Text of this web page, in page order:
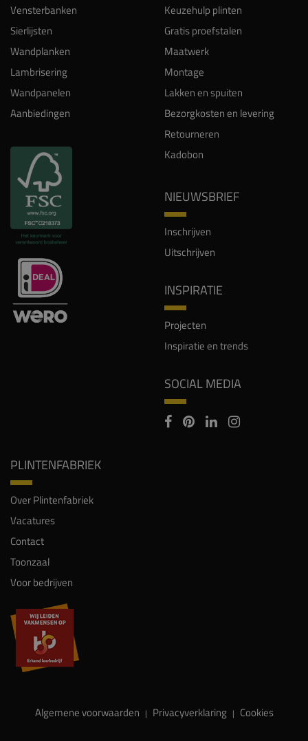
Vensterbanken
Sierlijsten
Wandplanken
Lambrisering
Wandpanelen
Aanbiedingen
Keuzehulp plinten
Gratis proefstalen
Maatwerk
Montage
Lakken en spuiten
Bezorgkosten en levering
Retourneren
Kadobon
NIEUWSBRIEF
Inschrijven
Uitschrijven
INSPIRATIE
Projecten
Inspiratie en trends
SOCIAL MEDIA
PLINTENFABRIEK
Over Plintenfabriek
Vacatures
Contact
Toonzaal
Voor bedrijven
Algemene voorwaarden | Privacyverklaring | Cookies